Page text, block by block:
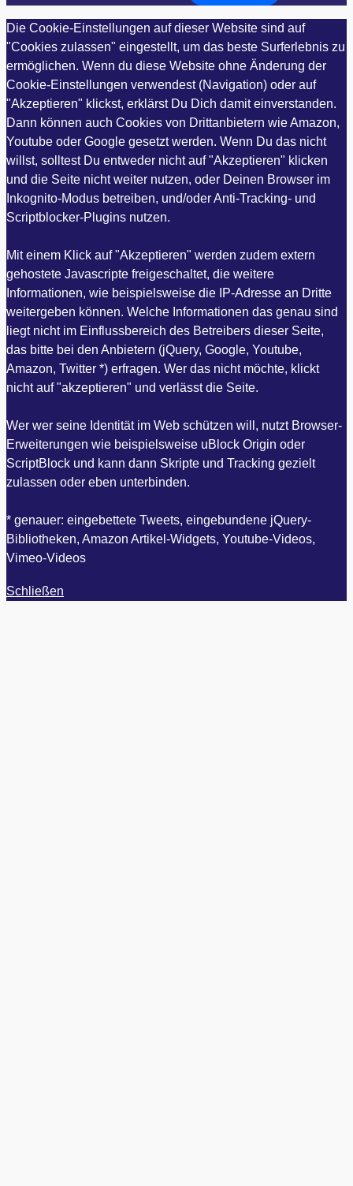
Die Cookie-Einstellungen auf dieser Website sind auf
"Cookies zulassen" eingestellt, um das beste Surferlebnis zu
ermöglichen. Wenn du diese Website ohne Änderung der
Cookie-Einstellungen verwendest (Navigation) oder auf
"Akzeptieren" klickst, erklärst Du Dich damit einverstanden.
Dann können auch Cookies von Drittanbietern wie Amazon,
Youtube oder Google gesetzt werden. Wenn Du das nicht
willst, solltest Du entweder nicht auf "Akzeptieren" klicken
und die Seite nicht weiter nutzen, oder Deinen Browser im
Inkognito-Modus betreiben, und/oder Anti-Tracking- und
Scriptblocker-Plugins nutzen.
Mit einem Klick auf "Akzeptieren" werden zudem extern
gehostete Javascripte freigeschaltet, die weitere
Informationen, wie beispielsweise die IP-Adresse an Dritte
weitergeben können. Welche Informationen das genau sind
liegt nicht im Einflussbereich des Betreibers dieser Seite,
das bitte bei den Anbietern (jQuery, Google, Youtube,
Amazon, Twitter *) erfragen. Wer das nicht möchte, klickt
nicht auf "akzeptieren" und verlässt die Seite.
Wer wer seine Identität im Web schützen will, nutzt Browser-
Erweiterungen wie beispielsweise uBlock Origin oder
ScriptBlock und kann dann Skripte und Tracking gezielt
zulassen oder eben unterbinden.
* genauer: eingebettete Tweets, eingebundene jQuery-
Bibliotheken, Amazon Artikel-Widgets, Youtube-Videos,
Vimeo-Videos
Schließen